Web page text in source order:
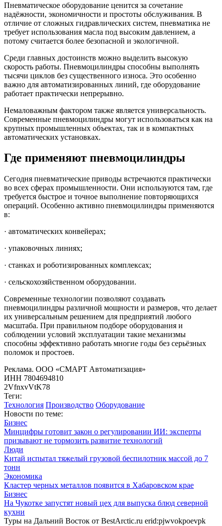
Пневматическое оборудование ценится за сочетание
надёжности, экономичности и простоты обслуживания. В
отличие от сложных гидравлических систем, пневматика не
требует использования масла под высоким давлением, а
потому считается более безопасной и экологичной.
Среди главных достоинств можно выделить высокую
скорость работы. Пневмоцилиндры способны выполнять
тысячи циклов без существенного износа. Это особенно
важно для автоматизированных линий, где оборудование
работает практически непрерывно.
Немаловажным фактором также является универсальность.
Современные пневмоцилиндры могут использоваться как на
крупных промышленных объектах, так и в компактных
автоматических установках.
Где применяют пневмоцилиндры
Сегодня пневматические приводы встречаются практически
во всех сферах промышленности. Они используются там, где
требуется быстрое и точное выполнение повторяющихся
операций. Особенно активно пневмоцилиндры применяются
в:
· автоматических конвейерах;
· упаковочных линиях;
· станках и роботизированных комплексах;
· сельскохозяйственном оборудовании.
Современные технологии позволяют создавать
пневмоцилиндры различной мощности и размеров, что делает
их универсальным решением для предприятий любого
масштаба. При правильном подборе оборудования и
соблюдении условий эксплуатации такие механизмы
способны эффективно работать многие годы без серьёзных
поломок и простоев.
Реклама. ООО «СМАРТ Автоматизация»
ИНН 7804694810
2VfnxvVtK78
Теги:
Технология Производство Оборудование
Новости по теме:
Бизнес
Минцифры готовит закон о регулировании ИИ: эксперты
призывают не тормозить развитие технологий
Люди
Китай испытал тяжелый грузовой беспилотник массой до 7
тонн
Экономика
Кластер черных металлов появится в Хабаровском крае
Бизнес
На Чукотке запустят новый цех для выпуска блюд северной
кухни
Туры на Дальний Восток от BestArctic.ru erid:pjwvokpoevpk